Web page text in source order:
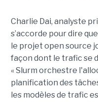
Charlie Dai, analyste
s’accorde pour dire
le projet open source
façon dont le trafic se
« Slurm orchestre
planification des
les modèles de trafic